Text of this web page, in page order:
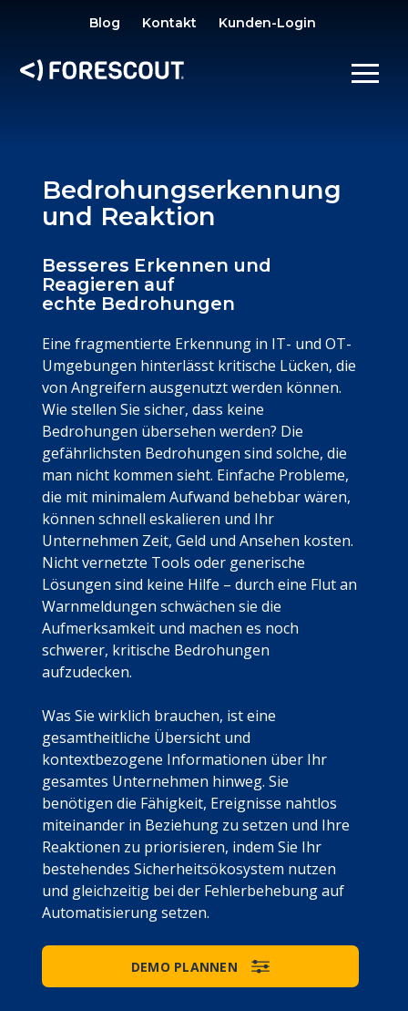
Blog Kontakt Kunden-Login
Bedrohungserkennung
und Reaktion
Besseres Erkennen und
Reagieren auf
echte Bedrohungen
Eine fragmentierte Erkennung in IT- und OT-
Umgebungen hinterlässt kritische Lücken, die
von Angreifern ausgenutzt werden können.
Wie stellen Sie sicher, dass keine
Bedrohungen übersehen werden? Die
gefährlichsten Bedrohungen sind solche, die
man nicht kommen sieht. Einfache Probleme,
die mit minimalem Aufwand behebbar wären,
können schnell eskalieren und Ihr
Unternehmen Zeit, Geld und Ansehen kosten.
Nicht vernetzte Tools oder generische
Lösungen sind keine Hilfe – durch eine Flut an
Warnmeldungen schwächen sie die
Aufmerksamkeit und machen es noch
schwerer, kritische Bedrohungen
aufzudecken.
Was Sie wirklich brauchen, ist eine
gesamtheitliche Übersicht und
kontextbezogene Informationen über Ihr
gesamtes Unternehmen hinweg. Sie
benötigen die Fähigkeit, Ereignisse nahtlos
miteinander in Beziehung zu setzen und Ihre
Reaktionen zu priorisieren, indem Sie Ihr
bestehendes Sicherheitsökosystem nutzen
und gleichzeitig bei der Fehlerbehebung auf
Automatisierung setzen.
DEMO PLANNEN